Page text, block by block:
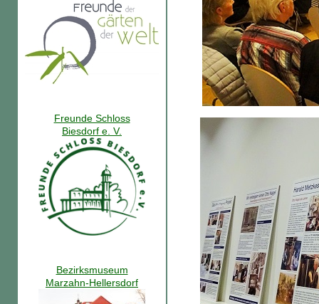
Freunde Schloss
Biesdorf e. V.
Bezirksmuseum
Marzahn-Hellersdorf